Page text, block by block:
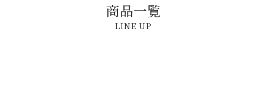
商品一覧